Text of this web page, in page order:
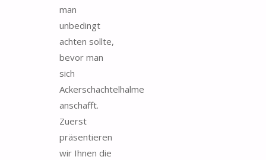
man
unbedingt
achten sollte,
bevor man
sich
Ackerschachtelhalme
anschafft.
Zuerst
präsentieren
wir Ihnen die